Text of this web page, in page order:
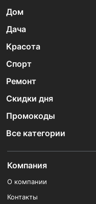
Дом
Дача
Красота
Спорт
Ремонт
Скидки дня
Промокоды
Все категории
Компания
О компании
Контакты